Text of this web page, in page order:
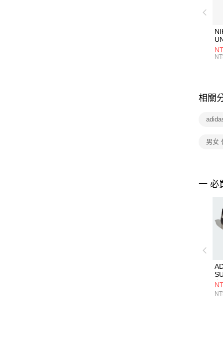
統
相關
男女
一 必